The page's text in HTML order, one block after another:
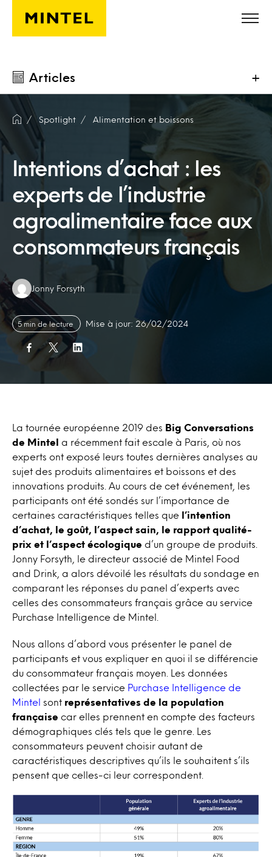
Skip to main content
Articles +
Spotlight Alimentation et boissons
Intentions d’achat : les
experts de l’industrie
agroalimentaire face aux
consommateurs français
Authors:
Jonny Forsyth
5 min de lecture Mise à jour: 26/02/2024
La tournée européenne 2019 des
Big Conversations
de Mintel
a récemment fait escale à Paris, où nos
experts ont exposé leurs toutes dernières analyses au
sujet des produits alimentaires et boissons et des
innovations produits. Au cours de cet événement, les
participants ont été sondés sur l’importance de
certaines caractéristiques telles que
l’intention
d’achat, le goût, l’aspect sain, le rapport qualité-
prix et l’aspect écologique d’un groupe de produits.
Jonny Forsyth, le directeur associé de Mintel Food
and Drink, a alors dévoilé les résultats du sondage en
comparant les réponses du panel d’experts avec
celles des consommateurs français grâce au service
Purchase Intelligence de Mintel.
Nous allons d’abord vous présenter le panel de
participants et vous expliquer en quoi il se différencie
du consommateur français moyen. Les données
collectées par le service Purchase Intelligence de
Mintel
sont représentatives de la population
française car elles prennent en compte des facteurs
démographiques clés tels que le genre. Les
consommateurs peuvent choisir autant de
caractéristiques descriptives qu’ils le souhaitent s’ils
pensent que celles-ci leur correspondent.